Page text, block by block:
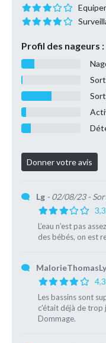
Profil des nageurs :
Lg - 02/08/23-
L’eau n’est pas
des bébés, on est
Les bassins sont
c'était déjà de trop
Dommage.